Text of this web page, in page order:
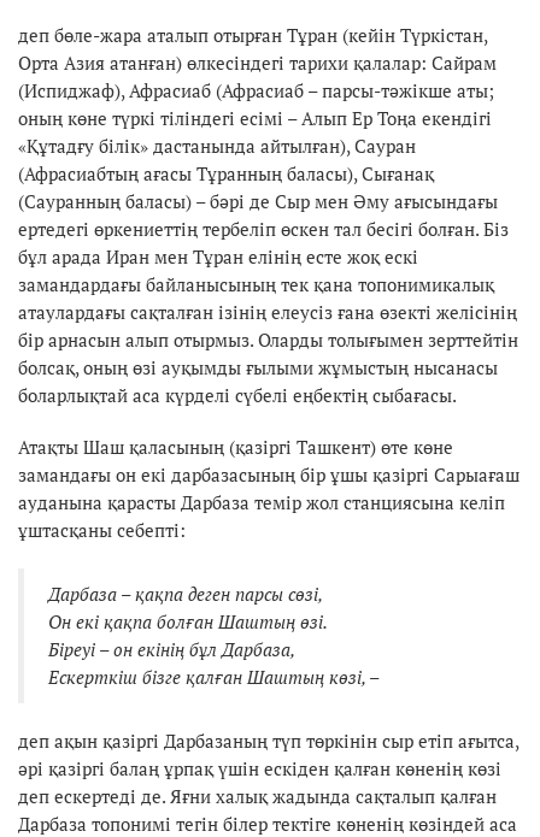
деп бөле-жара аталып отырған Тұран (кейін Түркістан,
Орта Азия атанған) өлкесіндегі тарихи қалалар: Сайрам
(Испиджаф), Афрасиаб (Афрасиаб – парсы-тәжікше аты;
оның көне түркі тіліндегі есімі – Алып Ер Тоңа екендігі
«Құтадғу білік» дастанында айтылған), Сауран
(Афрасиабтың ағасы Тұранның баласы), Сығанақ
(Сауранның баласы) – бәрі де Сыр мен Әму ағысындағы
ертедегі өркениеттің тербеліп өскен тал бесігі болған. Біз
бұл арада Иран мен Тұран елінің есте жоқ ескі
замандардағы байланысының тек қана топонимикалық
атаулардағы сақталған ізінің елеусіз ғана өзекті желісінің
бір арнасын алып отырмыз. Оларды толығымен зерттейтін
болсақ, оның өзі ауқымды ғылыми жұмыстың нысанасы
боларлықтай аса күрделі сүбелі еңбектің сыбағасы.
Атақты Шаш қаласының (қазіргі Ташкент) өте көне
замандағы он екі дарбазасының бір ұшы қазіргі Сарыағаш
ауданына қарасты Дарбаза темір жол станциясына келіп
ұштасқаны себепті:
Дарбаза – қақпа деген парсы сөзі,
Он екі қақпа болған Шаштың өзі.
Біреуі – он екінің бұл Дарбаза,
Ескерткіш бізге қалған Шаштың көзі, –
деп ақын қазіргі Дарбазаның түп төркінін сыр етіп ағытса,
әрі қазіргі балаң ұрпақ үшін ескіден қалған көненің көзі
деп ескертеді де. Яғни халық жадында сақталып қалған
Дарбаза топонимі тегін білер тектіге көненің көзіндей аса